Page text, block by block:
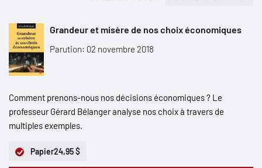
Grandeur et misère de nos choix économiques
Parution: 02 novembre 2018
Comment prenons-nous nos décisions économiques ? Le
professeur Gérard Bélanger analyse nos choix à travers de
multiples exemples.
Papier24,95 $